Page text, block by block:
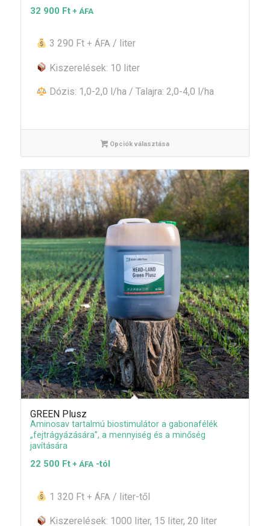
32 900 Ft+ ÁFA
3 290 Ft+ ÁFA/ liter
Kiszerelések: 10 liter
Dózis: 1,0-2,0 l/ha / Talajra: 2,0-4,0 l/ha
Opciók választása
GREEN Plusz
Aminosav tartalmú biostimulátor a gabonafélék
„fejtrágyázására”, a mennyiség és a minőség
javítására
22 500 Ft+ ÁFA-tól
1 320 Ft+ ÁFA / liter-től
Kiszerelések: 1000 liter, 15 liter, 20 liter